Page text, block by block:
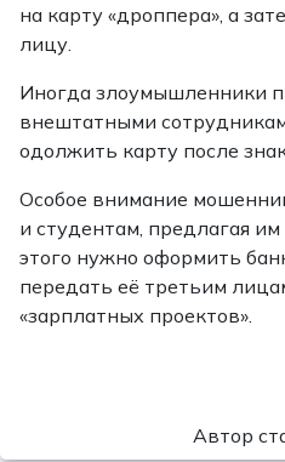
на карту «дроппера», а
лицу.
Иногда злоумышленники
внештатными
одолжить карту после
Особое внимание
и студентам, предлагая
этого нужно оформить
передать её третьим
«зарплатных проектов».
Автор